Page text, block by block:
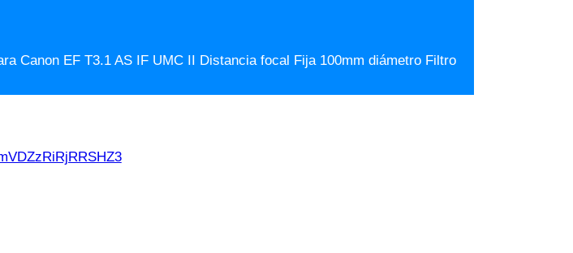
Canon EF T3.1 AS IF UMC II Distancia focal Fija 100mm diámetro Filtro